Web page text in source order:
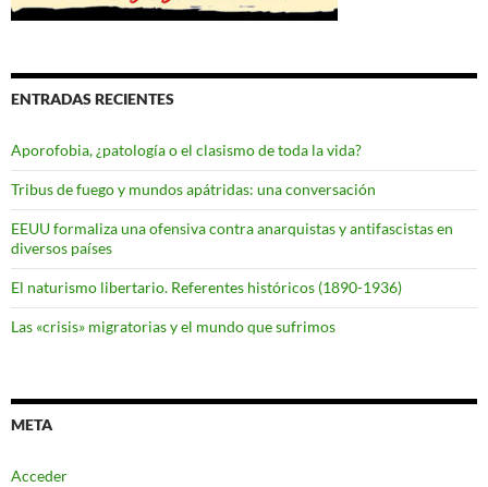
ENTRADAS RECIENTES
Aporofobia, ¿patología o el clasismo de toda la vida?
Tribus de fuego y mundos apátridas: una conversación
EEUU formaliza una ofensiva contra anarquistas y antifascistas en
diversos países
El naturismo libertario. Referentes históricos (1890-1936)
Las «crisis» migratorias y el mundo que sufrimos
META
Acceder